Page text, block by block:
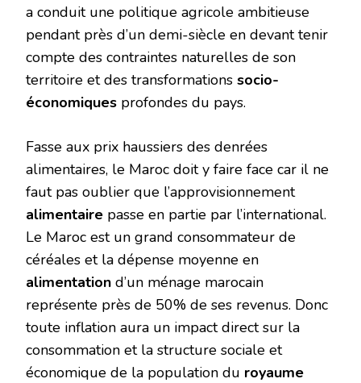
a conduit une politique agricole ambitieuse
pendant près d’un demi-siècle en devant tenir
compte des contraintes naturelles de son
territoire et des transformations socio-
économiques profondes du pays.
Fasse aux prix haussiers des denrées
alimentaires, le Maroc doit y faire face car il ne
faut pas oublier que l’approvisionnement
alimentaire passe en partie par l’international.
Le Maroc est un grand consommateur de
céréales et la dépense moyenne en
alimentation d’un ménage marocain
représente près de 50% de ses revenus. Donc
toute inflation aura un impact direct sur la
consommation et la structure sociale et
économique de la population du royaume